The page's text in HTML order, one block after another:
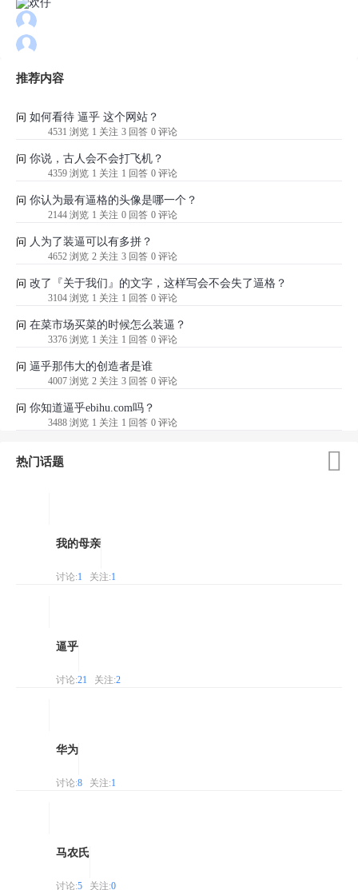
推荐内容
问 如何看待 逼乎 这个网站？
4531 浏览 1 关注 3 回答 0 评论
问 你说，古人会不会打飞机？
4359 浏览 1 关注 1 回答 0 评论
问 你认为最有逼格的头像是哪一个？
2144 浏览 1 关注 0 回答 0 评论
问 人为了装逼可以有多拼？
4652 浏览 2 关注 3 回答 0 评论
问 改了『关于我们』的文字，这样写会不会失了逼格？
3104 浏览 1 关注 1 回答 0 评论
问 在菜市场买菜的时候怎么装逼？
3376 浏览 1 关注 1 回答 0 评论
问 逼乎那伟大的创造者是谁
4007 浏览 2 关注 3 回答 0 评论
问 你知道逼乎ebihu.com吗？
3488 浏览 1 关注 1 回答 0 评论
热门话题 
我的母亲
讨论:1 关注:1
逼乎
讨论:21 关注:2
华为
讨论:8 关注:1
马农氏
讨论:5 关注:0